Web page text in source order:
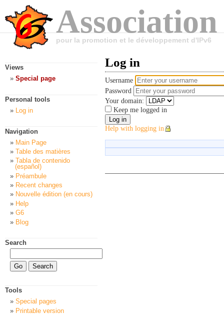
pour la promotion et le développement d'IPv6
Log in
Username
Password
Your domain:
Keep me logged in
Help with logging in
Views
Special page
Personal tools
Log in
Navigation
Main Page
Table des matières
Tabla de contenido
(español)
Préambule
Recent changes
Nouvelle édition (en cours)
Help
G6
Blog
Search
Tools
Special pages
Printable version